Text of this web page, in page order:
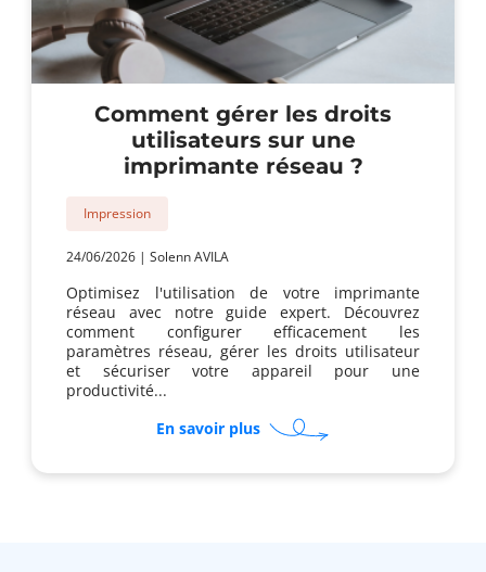
Comment gérer les droits
utilisateurs sur une
imprimante réseau ?
Impression
24/06/2026 | Solenn AVILA
Optimisez l'utilisation de votre imprimante
réseau avec notre guide expert. Découvrez
comment configurer efficacement les
paramètres réseau, gérer les droits utilisateur
et sécuriser votre appareil pour une
productivité...
En savoir plussur
Comment